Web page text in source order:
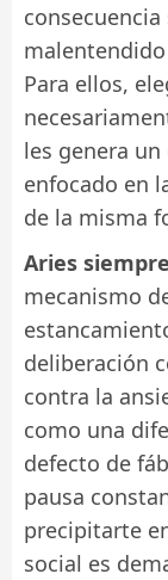
Para ellos,
les genera
enfocado en
de la misma
Aries
mecanismo
deliberación
contra la
como una
defecto de
pausa
precipitarte
social es